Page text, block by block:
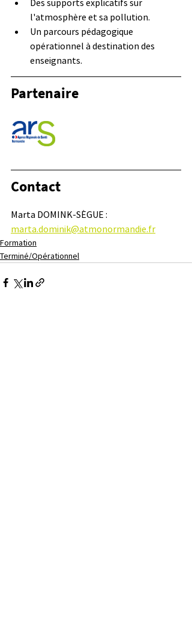
Des supports explicatifs sur
l'atmosphère et sa pollution.
Un parcours pédagogique
opérationnel à destination des
enseignants.
Partenaire
Contact
Marta DOMINK-SÈGUE :
marta.dominik@atmonormandie.fr
Formation
Terminé/Opérationnel